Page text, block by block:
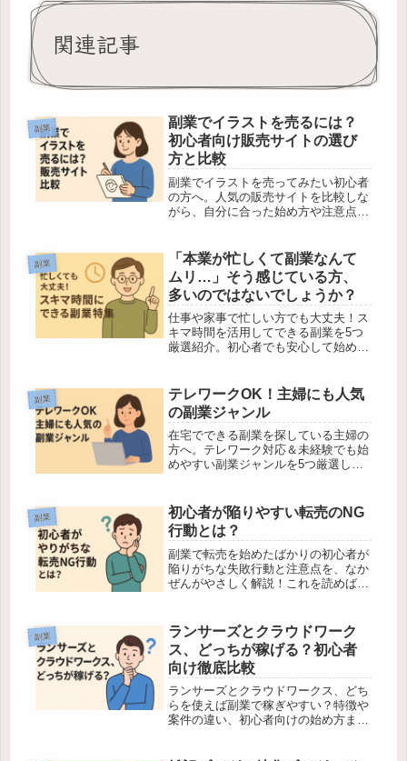
関連記事
副業
副業でイラストを売るには？
初心者向け販売サイトの選び
方と比較
副業でイラストを売ってみたい初心者
の方へ。人気の販売サイトを比較しな
がら、自分に合った始め方や注意点を
副業
「本業が忙しくて副業なんて
ムリ…」そう感じている方、
多いのではないでしょうか？
仕事や家事で忙しい方でも大丈夫！ス
キマ時間を活用してできる副業を5つ
厳選紹介。初心者でも安心して始めら
副業
テレワークOK！主婦にも人気
の副業ジャンル
在宅でできる副業を探している主婦の
方へ。テレワーク対応＆未経験でも始
めやすい副業ジャンルを5つ厳選して
副業
初心者が陥りやすい転売のNG
行動とは？
副業で転売を始めたばかりの初心者が
陥りがちな失敗行動と注意点を、なか
ぜんがやさしく解説！これを読めば安
副業
ランサーズとクラウドワーク
ス、どっちが稼げる？初心者
向け徹底比較
ランサーズとクラウドワークス、どち
らを使えば副業で稼ぎやすい？特徴や
案件の違い、初心者向けの始め方まで